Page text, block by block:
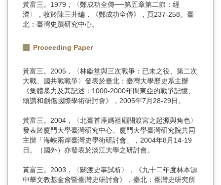
黃富三。1979，〈鄭成功全傳──第五章第二節：經
濟〉，收於陳三井編，《鄭成功全傳》，頁237-258。臺
北：臺灣史蹟研究中心。
Proceeding Paper
黃富三。2005，〈林獻堂與三次戰爭：已未之役、第二次
大戰、國共戰戰爭〉發表於臺北：臺灣大學歷史系主辦
《集體暴力及其記述：1000-2000年間東亞的戰爭記憶、
頌讚和創傷國際學術研討會》，2005年7月28-29日。
黃富三。2004，〈北臺首座媽祖廟關渡宮之起源與角色〉
發表於廈門大學臺灣研究中心、廈門大學臺灣研究院共同
主辦「海峽兩岸臺灣史學術研討會」，2004年8月14-19
日。（國外）亦發表於淡江大學之研討會。
黃富三。2003，〈關渡史事試析〉，《九十二年度林本源
中華文教基金會暨臺灣史研討會》，臺北：臺灣史研究所